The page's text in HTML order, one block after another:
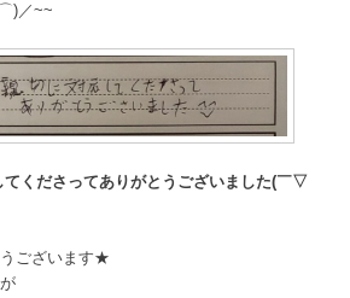
／~~
てくださってありがとうございました(￣▽
ございます★